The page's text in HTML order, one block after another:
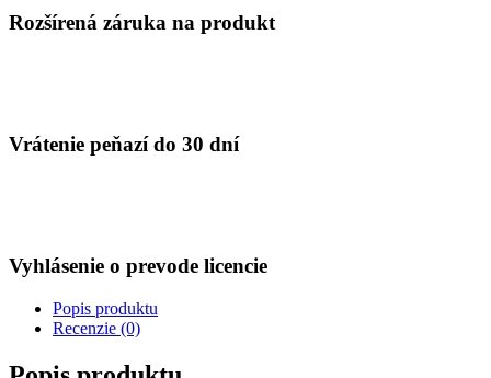
Rozšírená záruka na produkt
Vrátenie peňazí do 30 dní
Vyhlásenie o prevode licencie
Popis produktu
Recenzie (0)